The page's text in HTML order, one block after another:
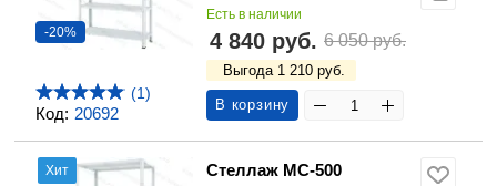
Код: 20692
-20%
(1)
Есть в наличии
4 840 руб. 6 050 руб.
Выгода 1 210 руб.
В корзину
Хит
Стеллаж МС-500